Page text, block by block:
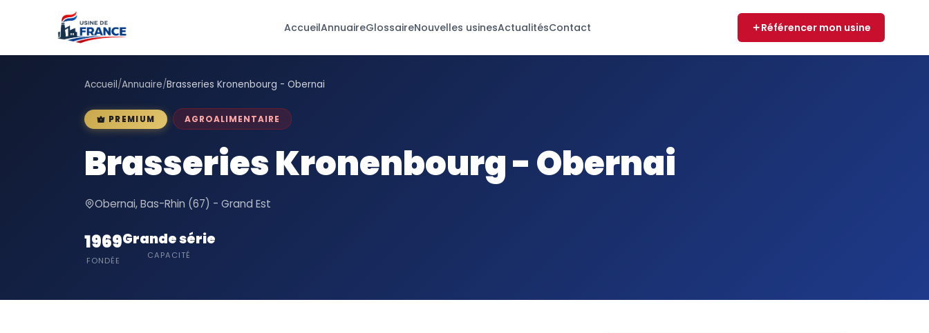
AccueilAnnuaireGlossaireNouvelles usinesActualitésContact Référencer mon usine
Accueil/Annuaire/Brasseries Kronenbourg - Obernai
PREMIUM AGROALIMENTAIRE
Brasseries Kronenbourg - Obernai
Obernai, Bas-Rhin (67) - Grand Est
1969
FONDÉE
Grande série
CAPACITÉ